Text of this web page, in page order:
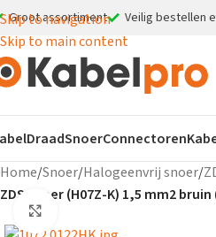
Skip to navigation
Skip to main content
Groot assortiment Veilig bestellen
DraadSnoerConnectoren
Home/Snoer/Halogeenvrij snoer/
ZDS snoer (H07Z-K) 1,5 mm2